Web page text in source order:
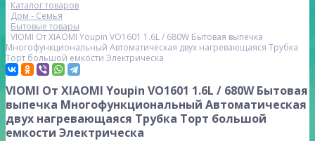
Каталог товаров
Дом - Семья
Бытовые товары
VIOMI От XIAOMI Youpin VO1601 1.6L / 680W Бытовая выпечка
Многофункциональный Автоматическая двух нагревающаяся Трубка
Торт большой емкости Электрическа
VIOMI От XIAOMI Youpin VO1601 1.6L / 680W Бытовая
выпечка Многофункциональный Автоматическая
двух нагревающаяся Трубка Торт большой
емкости Электрическа